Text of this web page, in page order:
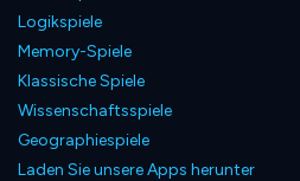
Logikspiele
Memory-Spiele
Klassische Spiele
Wissenschaftsspiele
Geographiespiele
Laden Sie unsere Apps herunter